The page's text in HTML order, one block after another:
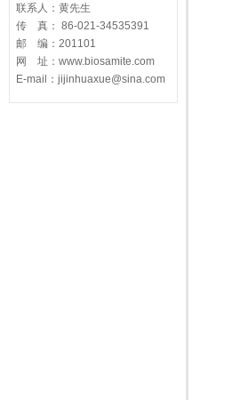
联系人：黄先生
传 真： 86-021-34535391
邮 编：201101
网 址：www.biosamite.com
E-mail：jijinhuaxue@sina.com